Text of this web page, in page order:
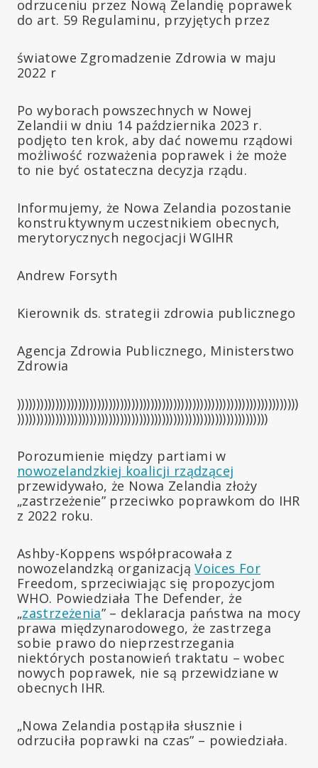
odrzuceniu przez Nową Zelandię poprawek
do art. 59 Regulaminu, przyjętych przez
światowe Zgromadzenie Zdrowia w maju
2022 r
Po wyborach powszechnych w Nowej
Zelandii w dniu 14 października 2023 r.
podjęto ten krok, aby dać nowemu rządowi
możliwość rozważenia poprawek i że może
to nie być ostateczna decyzja rządu.
Informujemy, że Nowa Zelandia pozostanie
konstruktywnym uczestnikiem obecnych,
merytorycznych negocjacji WGIHR
Andrew Forsyth
Kierownik ds. strategii zdrowia publicznego
Agencja Zdrowia Publicznego, Ministerstwo
Zdrowia
))))))))))))))))))))))))))))))))))))))))))))))))))))))))))))))))))))))))))
))))))))))))))))))))))))))))))))))))))))))))))))))))))))))))))))))
Porozumienie między partiami w
nowozelandzkiej koalicji rządzącej
przewidywało, że Nowa Zelandia złoży
„zastrzeżenie” przeciwko poprawkom do IHR
z 2022 roku.
Ashby-Koppens współpracowała z
nowozelandzką organizacjąVoices For
Freedom, sprzeciwiając się propozycjom
WHO. Powiedziała The Defender, że
„zastrzeżenia” – deklaracja państwa na mocy
prawa międzynarodowego, że zastrzega
sobie prawo do nieprzestrzegania
niektórych postanowień traktatu – wobec
nowych poprawek, nie są przewidziane w
obecnych IHR.
„Nowa Zelandia postąpiła słusznie i
odrzuciła poprawki na czas” – powiedziała.